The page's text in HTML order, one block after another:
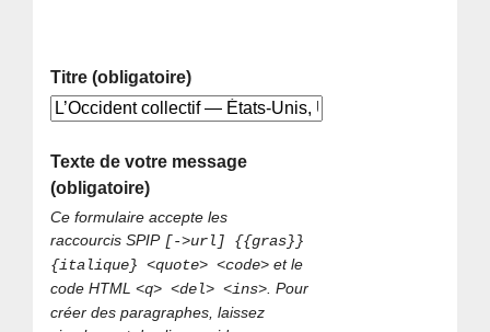
Titre (obligatoire)
Texte de votre message
(obligatoire)
Ce formulaire accepte les
raccourcis SPIP [->url] {{gras}}
{italique} <quote> <code> et le
code HTML<q> <del> <ins>. Pour
créer des paragraphes, laissez